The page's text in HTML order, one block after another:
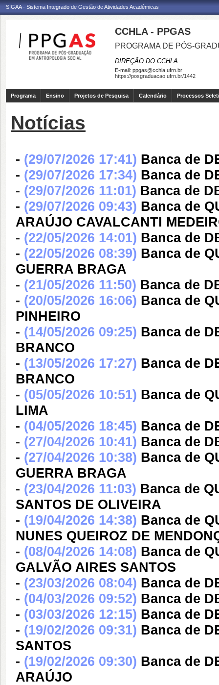
SIGAA - Sistema Integrado de Gestão de Atividades Acadêmicas
CCHLA - PPGAS
PROGRAMA DE PÓS-
DIREÇÃO DO CCHLA
E-mail: ppgas@cchla.ufrn.br
https://posgraduacao.ufrn.br/1442
Programa Ensino Projetos de Pesquisa Calendário Processos
Notícias
- (29/07/2026 17:41) Banca de
- (29/07/2026 17:34) Banca de
- (29/07/2026 11:01) Banca de
- (29/07/2026 09:43) Banca de
ARAÚJO CAVALCANTI
- (22/05/2026 14:01) Banca de
- (22/05/2026 08:39) Banca de
GUERRA BRAGA
- (21/05/2026 11:50) Banca de
- (20/05/2026 16:06) Banca de
PINHEIRO
- (14/05/2026 09:25) Banca de
BRANCO
- (13/05/2026 17:27) Banca de
BRANCO
- (05/05/2026 10:51) Banca de
LIMA
- (04/05/2026 18:45) Banca de
- (27/04/2026 10:41) Banca de
- (27/04/2026 10:38) Banca de
GUERRA BRAGA
- (23/04/2026 11:03) Banca de
SANTOS DE OLIVEIRA
- (19/04/2026 14:38) Banca de
NUNES QUEIROZ DE
- (08/04/2026 14:08) Banca de
GALVÃO AIRES SANTOS
- (23/03/2026 08:04) Banca de
- (04/03/2026 09:52) Banca de
- (03/03/2026 12:15) Banca de
- (19/02/2026 09:31) Banca de
SANTOS
- (19/02/2026 09:30) Banca de
ARAÚJO